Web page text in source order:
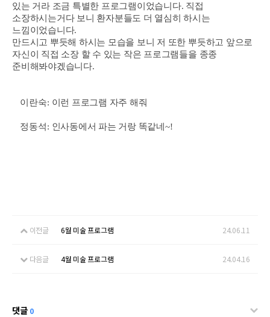
있는 거라 조금 특별한 프로그램이었습니다. 직접
소장하시는거다 보니 환자분들도 더 열심히 하시는
느낌이었습니다.
만드시고 뿌듯해 하시는 모습을 보니 저 또한 뿌듯하고 앞으로
자신이 직접 소장 할 수 있는 작은 프로그램들을 종종
준비해봐야겠습니다.
이란숙: 이런 프로그램 자주 해줘
정동석: 인사동에서 파는 거랑 똑같네~!
이전글 6월 미술 프로그램 24.06.11
다음글 4월 미술 프로그램 24.04.16
댓글 0